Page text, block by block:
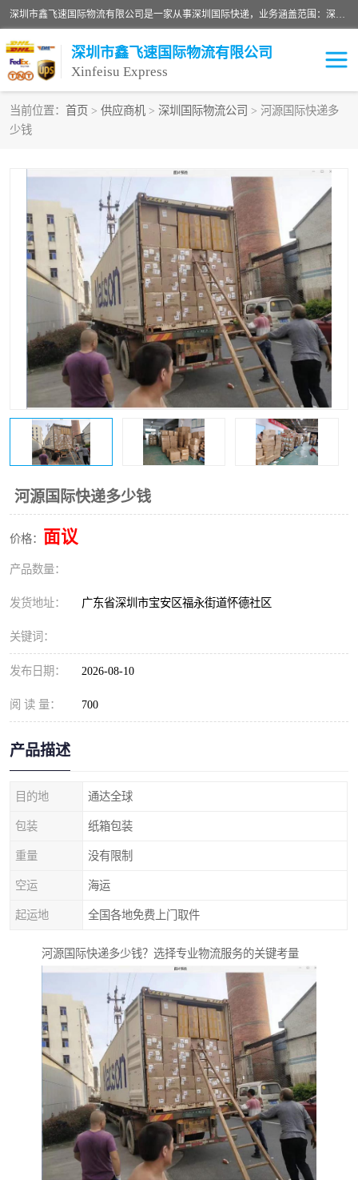
深圳市鑫飞速国际物流有限公司是一家从事深圳国际快递，业务涵盖范围：深圳DHL国际快递、深圳国际快递公司、深圳国际物流公司、深圳国际快递、深圳DHL国际快递电话可拨打全国服务热线：15019287411。欢迎各位亲来人来电到我司洽谈合作。
深圳市鑫飞速国际物流有限公司
Xinfeisu Express
当前位置： 首页 > 供应商机 > 深圳国际物流公司 > 河源国际快递多
少钱
河源国际快递多少钱
价格： 面议
产品数量：
发货地址： 广东省深圳市宝安区福永街道怀德社区
关键词：
发布日期： 2026-08-10
阅 读 量： 700
产品描述
目的地 通达全球
包装 纸箱包装
重量 没有限制
空运 海运
起运地 全国各地免费上门取件
河源国际快递多少钱？选择专业物流服务的关键考量
联邦快递
俄罗斯快递 巴西快递
深圳DHL国际快递 伊朗快递
UPS国际快递 深圳国际快递公司
深圳国际物流公司 深圳国际快递电话
DHL国际快递电话 深圳国际快递
新能源电池出口物流